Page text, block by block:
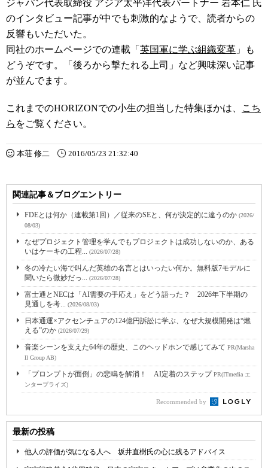
ジャパン代表取締役 アジア太平洋代表パートナー 岩本仁 氏
のインタビュー記事が中でも刺激的なようで、読者からの
反響もいただいた。
同社のホームページでの連載「 英国軍に学ぶ組織変革 」も
どうぞです。「後ろから撃たれる上司」など興味深い記事
が並んでます。
これまでのHORIZONでの小生の担当した特集ほかは、
こち
ら をご覧ください。
本荘 修二 2016/05/23 21:32:40
関連記事＆ブログエントリー
FDEとは何か（連載第1回）／従来のSEと、何が決定的に違うのか (2026/
08/03)
なぜプロジェクト管理を学んでもプロジェクトは成功しないのか、ある
いはケーキの工程... (2026/07/28)
冬の冷たい海で叫んだ英雄の名言とはいったい何か。無料版7モデルに
聞いたら微妙だっ... (2026/07/28)
富士通とNECは「AI需要の手応え」をどう語った？ 2026年下半期の
見通しを考... (2026/08/03)
日本通運×アクセンチュアの124億円訴訟に学ぶ、なぜ大規模開発は“燃
える”のか (2026/07/29)
音楽シーンを支えた64年の歴史、このヘッドホンで感じてみて PR(Marsha
ll Group AB)
「プロンプトが面倒」の悲鳴を解消！ AI定着のステップPR(ITmedia エ
ンタープライズ)
Recommended by
最新の投稿
他人の評価が気になる人へ 坂井直樹氏の心に残るアドバイス